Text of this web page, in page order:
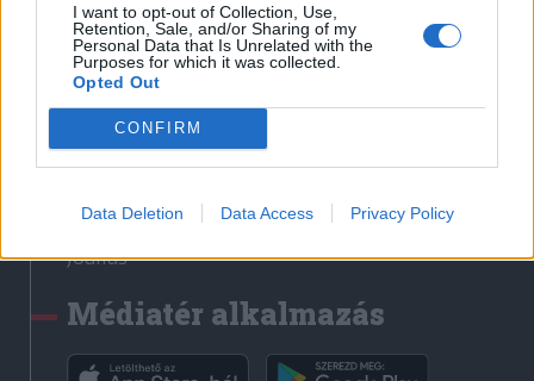
I want to opt-out of Collection, Use,
Retention, Sale, and/or Sharing of my
Personal Data that Is Unrelated with the
Purposes for which it was collected.
Opted Out
CONFIRM
Data Deletion Data Access Privacy Policy
Liget
Krónika
Bihari Napló
Erdélyi Napló
Főtér
Rádió GaGa
Jóállás
Médiatér alkalmazás